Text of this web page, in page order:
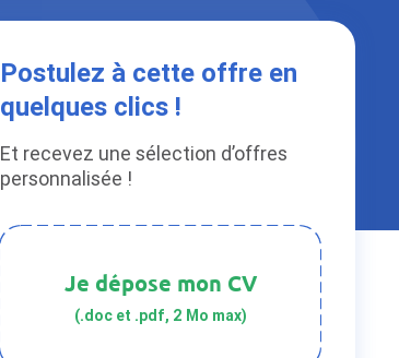
Postulez à cette offre en
quelques clics !
Et recevez une sélection d’offres
personnalisée !
Je dépose mon CV
(.doc et .pdf, 2 Mo max)